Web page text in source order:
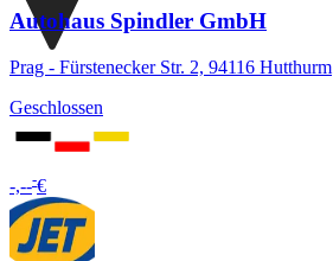
Autohaus Spindler GmbH
Prag - Fürstenecker Str. 2, 94116 Hutthurm
Geschlossen
-,---€